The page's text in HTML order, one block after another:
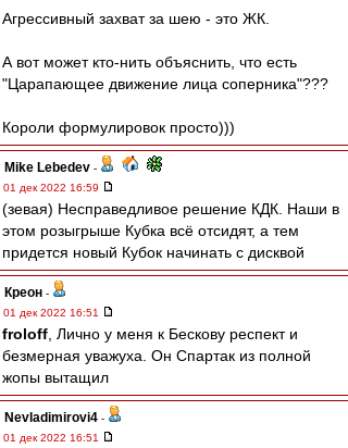
Агрессивный захват за шею - это ЖК.
А вот может кто-нить объяснить, что есть
"Царапающее движение лица соперника"???
Короли формулировок просто)))
Mike Lebedev -
01 дек 2022 16:59
(зевая) Несправедливое решение КДК. Наши в
этом розыгрыше Кубка всё отсидят, а тем
придется новый Кубок начинать с дисквой
Креон -
01 дек 2022 16:51
froloff , Лично у меня к Бескову респект и
безмерная уважуха. Он Спартак из полной
жопы вытащил
Nevladimirovi4 -
01 дек 2022 16:51